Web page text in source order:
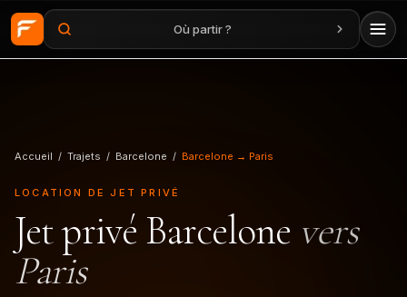
Aller au contenu principalOù partir ?
Accueil / Trajets / Barcelone / Barcelone → Paris
LOCATION DE JET PRIVÉ
Jet privé Barcelone vers
Paris